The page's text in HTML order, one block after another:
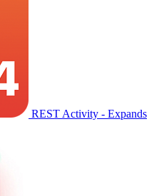
REST Activity - Expands